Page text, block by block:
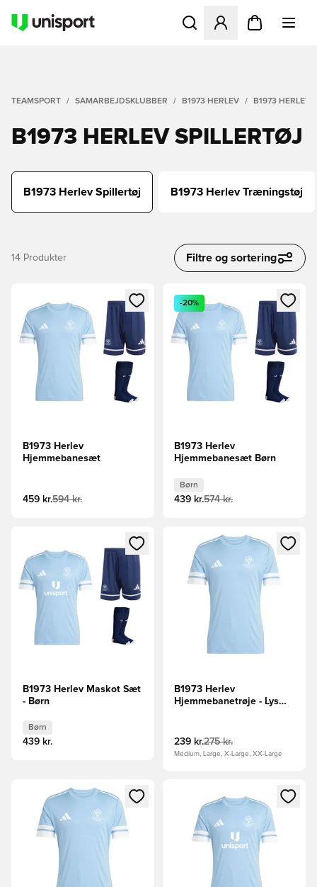
Åbner en Modal til at
TEAMSPORT SAMARBEJDSKLUBBER B1973 HERLEV B1973 HERLEV
B1973 HERLEV SPILLERTØJ
B1973 Herlev Spillertøj B1973 Herlev Træningstøj
14 Produkter Filtre og sortering
Åbner en Modal til at logge ind eller tilmelde dig som
B1973 Herlev
Hjemmebanesæt
459 kr.594 kr.
Åbner en Modal til at logge
-20%
B1973 Herlev
Hjemmebanesæt Børn
Børn
439 kr.574 kr.
Åbner en Modal til at logge ind eller tilmelde dig som
B1973 Herlev Maskot Sæt
- Børn
Børn
439 kr.
Åbner en Modal til at logge
B1973 Herlev
Hjemmebanetrøje - Lys
239 kr.275 kr.
Medium, Large, X-Large, XX-Large
Åbner en Modal til at logge ind eller tilmelde dig som
Åbner en Modal til at logge